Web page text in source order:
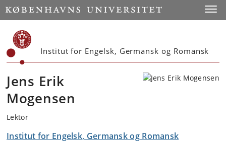
Start
Institut for Engelsk, Germansk og Romansk
Jens Erik
Mogensen
Lektor
Institut for Engelsk, Germansk og Romansk